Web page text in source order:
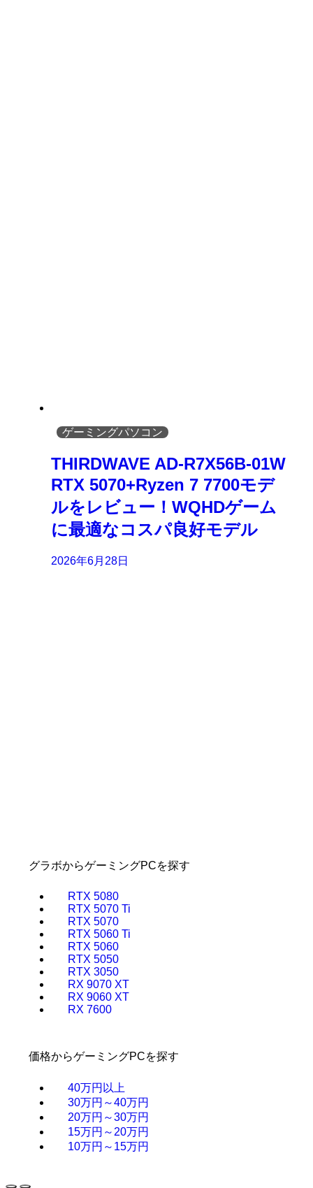
ゲーミングパソコン
THIRDWAVE AD-R7X56B-01W
RTX 5070+Ryzen 7 7700モデ
ルをレビュー！WQHDゲーム
に最適なコスパ良好モデル
2026年6月28日
グラボからゲーミングPCを探す
RTX 5080
RTX 5070 Ti
RTX 5070
RTX 5060 Ti
RTX 5060
RTX 5050
RTX 3050
RX 9070 XT
RX 9060 XT
RX 7600
価格からゲーミングPCを探す
40万円以上
30万円～40万円
20万円～30万円
15万円～20万円
10万円～15万円